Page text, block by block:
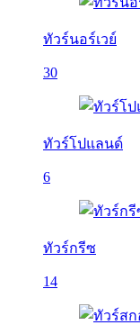
ทัวร์นอร์เวย์
30
ทัวร์โปแลนด์
6
ทัวร์กรีซ
14